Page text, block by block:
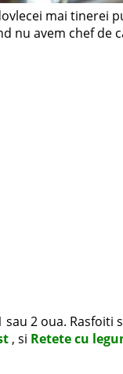
mai tinerei
nu avem chef de
2 oua. Rasfoiti
, si Retete cu